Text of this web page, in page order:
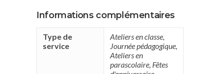
Informations complémentaires
Type de
service
Ateliers en classe,
Journée pédagogique,
Ateliers en
parascolaire, Fêtes